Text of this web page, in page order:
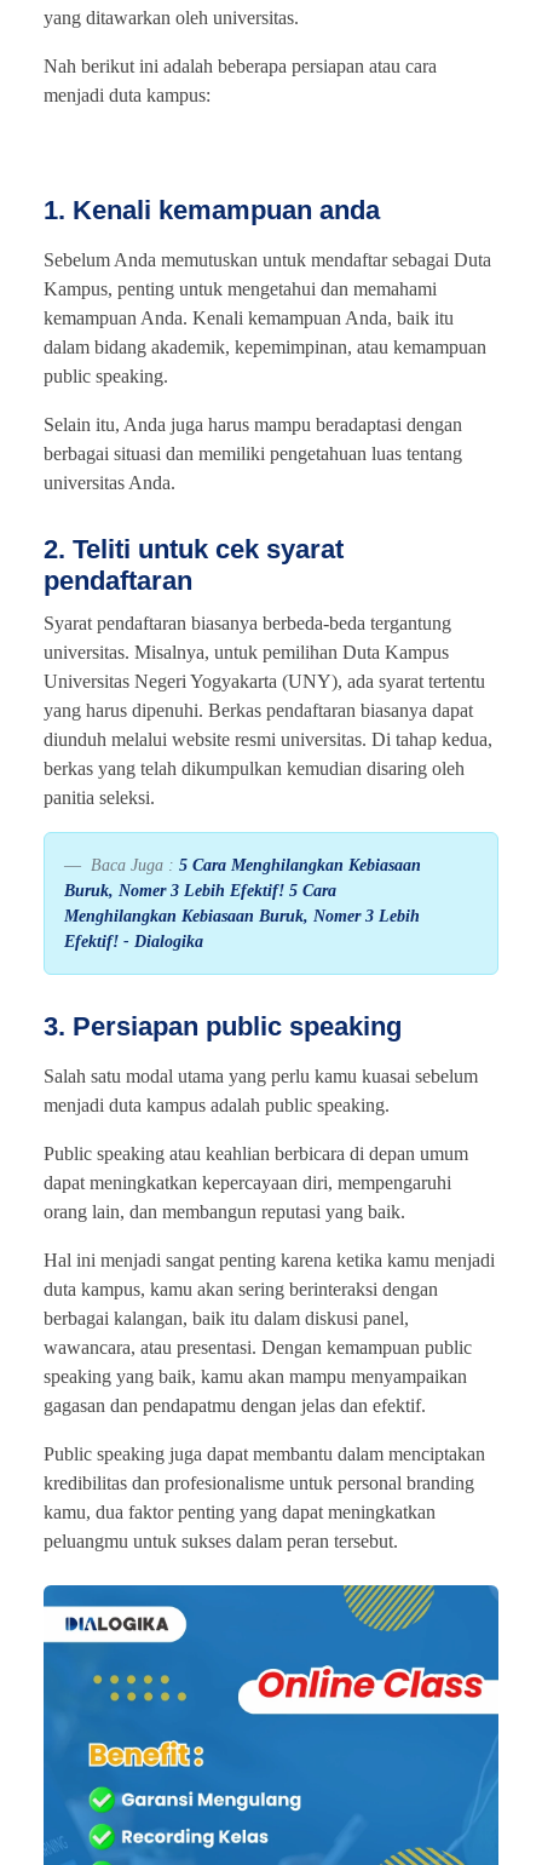
yang ditawarkan oleh universitas.
Nah berikut ini adalah beberapa persiapan atau cara
menjadi duta kampus:
1. Kenali kemampuan anda
Sebelum Anda memutuskan untuk mendaftar sebagai Duta
Kampus, penting untuk mengetahui dan memahami
kemampuan Anda. Kenali kemampuan Anda, baik itu
dalam bidang akademik, kepemimpinan, atau kemampuan
public speaking.
Selain itu, Anda juga harus mampu beradaptasi dengan
berbagai situasi dan memiliki pengetahuan luas tentang
universitas Anda.
2. Teliti untuk cek syarat
pendaftaran
Syarat pendaftaran biasanya berbeda-beda tergantung
universitas. Misalnya, untuk pemilihan Duta Kampus
Universitas Negeri Yogyakarta (UNY), ada syarat tertentu
yang harus dipenuhi. Berkas pendaftaran biasanya dapat
diunduh melalui website resmi universitas. Di tahap kedua,
berkas yang telah dikumpulkan kemudian disaring oleh
panitia seleksi.
Baca Juga : 5 Cara Menghilangkan Kebiasaan
Buruk, Nomer 3 Lebih Efektif! 5 Cara
Menghilangkan Kebiasaan Buruk, Nomer 3 Lebih
Efektif! - Dialogika
3. Persiapan public speaking
Salah satu modal utama yang perlu kamu kuasai sebelum
menjadi duta kampus adalah public speaking.
Public speaking atau keahlian berbicara di depan umum
dapat meningkatkan kepercayaan diri, mempengaruhi
orang lain, dan membangun reputasi yang baik.
Hal ini menjadi sangat penting karena ketika kamu menjadi
duta kampus, kamu akan sering berinteraksi dengan
berbagai kalangan, baik itu dalam diskusi panel,
wawancara, atau presentasi. Dengan kemampuan public
speaking yang baik, kamu akan mampu menyampaikan
gagasan dan pendapatmu dengan jelas dan efektif.
Public speaking juga dapat membantu dalam menciptakan
kredibilitas dan profesionalisme untuk personal branding
kamu, dua faktor penting yang dapat meningkatkan
peluangmu untuk sukses dalam peran tersebut.